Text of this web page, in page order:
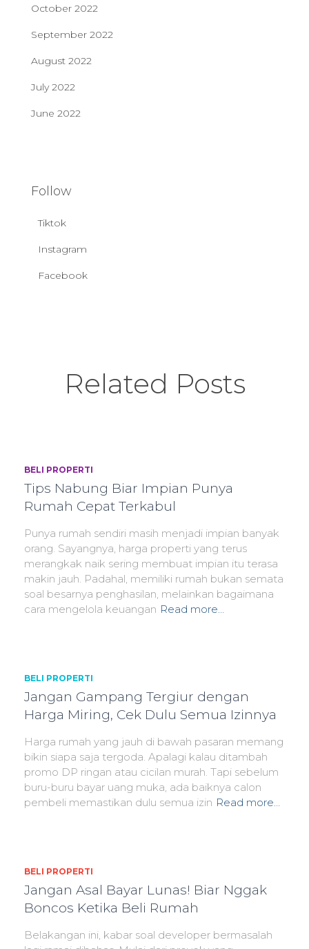
October 2022
September 2022
August 2022
July 2022
June 2022
Follow
Tiktok
Instagram
Facebook
Related Posts
BELI PROPERTI
Tips Nabung Biar Impian Punya
Rumah Cepat Terkabul
Punya rumah sendiri masih menjadi impian banyak
orang. Sayangnya, harga properti yang terus
merangkak naik sering membuat impian itu terasa
makin jauh. Padahal, memiliki rumah bukan semata
soal besarnya penghasilan, melainkan bagaimana
cara mengelola keuangan Read more…
BELI PROPERTI
Jangan Gampang Tergiur dengan
Harga Miring, Cek Dulu Semua Izinnya
Harga rumah yang jauh di bawah pasaran memang
bikin siapa saja tergoda. Apalagi kalau ditambah
promo DP ringan atau cicilan murah. Tapi sebelum
buru-buru bayar uang muka, ada baiknya calon
pembeli memastikan dulu semua izin Read more…
BELI PROPERTI
Jangan Asal Bayar Lunas! Biar Nggak
Boncos Ketika Beli Rumah
Belakangan ini, kabar soal developer bermasalah